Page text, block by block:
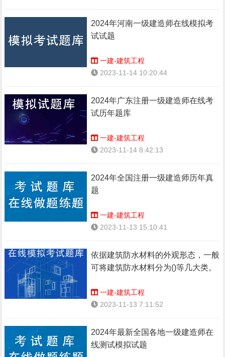
2024年河南一级建造师在线模拟考
试试题
一建-建筑工程
2023-11-14 10:20:44
2024年广东注册一级建造师在线考
试历年题库
一建-建筑工程
2023-11-14 8:42:13
2024年全国注册一级建造师历年真
题
一建-建筑工程
2023-11-13 15:10:41
依据建筑防水材料的外观形态，一般
可将建筑防水材料分为()等几大类。
一建-建筑工程
2023-11-13 7:11:52
2024年最新全国各地一级建造师在
线测试模拟试题